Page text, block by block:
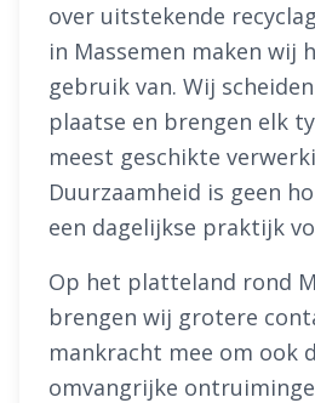
over uitstekende
in Massemen maken wij
gebruik van. Wij
plaatse en brengen elk
meest geschikte
Duurzaamheid is geen
een dagelijkse praktijk
Op het platteland rond
brengen wij grotere
mankracht mee om ook
omvangrijke